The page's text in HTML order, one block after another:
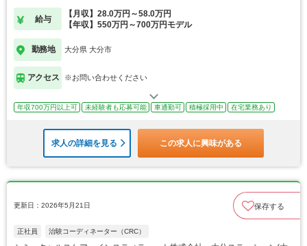
給与
【月収】28.0万円～58.0万円
【年収】550万円～700万円モデル
勤務地 大分県 大分市
アクセス ※お問い合わせください
年収700万円以上可 未経験者も応募可能 車通勤可 積極採用中 在宅業務あり
求人の詳細を見る この求人に興味がある
更新日：2026年5月21日 保存する
正社員 治験コーディネーター（CRC）